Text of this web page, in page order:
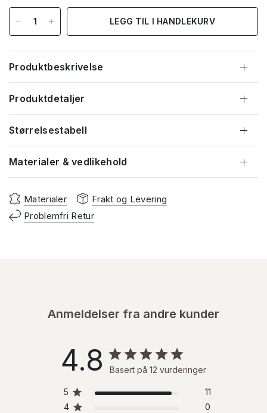
LEGG TIL I HANDLEKURV
Produktbeskrivelse
Produktdetaljer
Størrelsestabell
Materialer & vedlikehold
Materialer
Frakt og Levering
Problemfri Retur
Anmeldelser fra andre kunder
4.8 Basert på 12 vurderinger
5
11
4
0